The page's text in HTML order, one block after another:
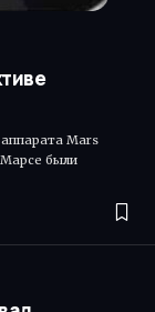
Mars
Марсе были